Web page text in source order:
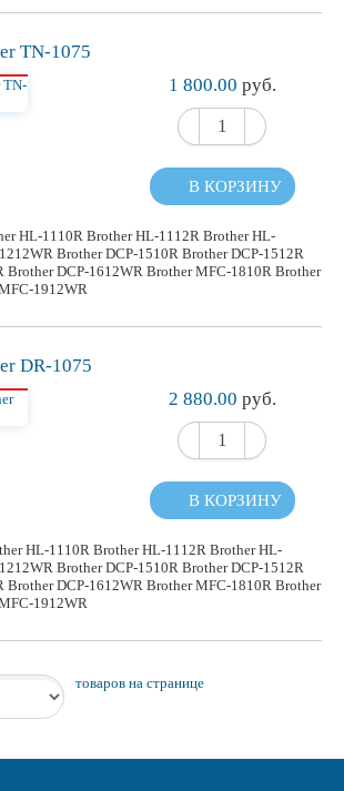
TN-1075
1 800.00 руб.
В КОРЗИНУ
HL-1110R Brother HL-1112R Brother HL-
Brother DCP-1510R Brother DCP-1512R
Brother DCP-1612WR Brother MFC-1810R Brother
1912WR
DR-1075
2 880.00 руб.
В КОРЗИНУ
HL-1110R Brother HL-1112R Brother HL-
Brother DCP-1510R Brother DCP-1512R
Brother DCP-1612WR Brother MFC-1810R Brother
1912WR
товаров на странице